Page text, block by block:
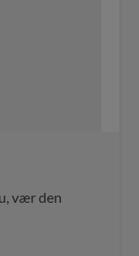
vær den